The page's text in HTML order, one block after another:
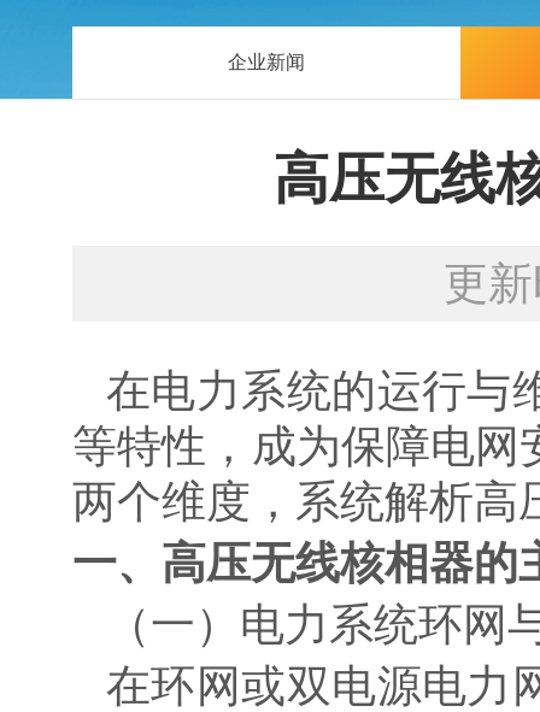
企业新闻
高压无线
更
在电力系统的运行与
等特性，成为保障电
两个维度，系统解析高
一、高压无线核相器的
（一）电力系统环网
在环网或双电源电力